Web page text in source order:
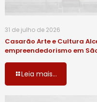
31 de julho de 2026
Casarão Arte e Cultura
empreendedorismo em
Leia mais...